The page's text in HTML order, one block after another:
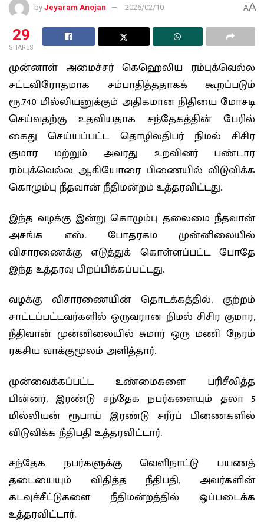
by Jeyaram Anojan 2026/02/10 AA
29
SHARES
முன்னாள் அமைச்சர் கெஹெலிய ரம்புக்வெல்ல
சட்டவிரோதமாக சம்பாதித்ததாகக் கூறப்படும்
ரூ.740 மில்லியனுக்கும் அதிகமான நிதியை மோசடி
செய்வதற்கு உதவியதாக சந்தேகத்தின் பேரில்
கைது செய்யப்பட்ட தொழிலதிபர் நிமல் சிசிர
குமார மற்றும் அவரது உறவினர் பண்டார
ரம்புக்வெல்ல ஆகியோரை பிணையில் விடுவிக்க
கொழும்பு நீதவான் நீதிமன்றம் உத்தரவிட்டது.
இந்த வழக்கு இன்று கொழும்பு தலைமை நீதவான்
அசங்க எஸ். போதரகம முன்னிலையில்
விசாரணைக்கு எடுத்துக் கொள்ளப்பட்ட போதே
இந்த உத்தரவு பிறப்பிக்கப்பட்டது.
வழக்கு விசாரணையின் தொடக்கத்தில், குற்றம்
சாட்டப்பட்டவர்களில் ஒருவரான நிமல் சிசிர குமார,
நீதிவான் முன்னிலையில் சுமார் ஒரு மணி நேரம்
ரகசிய வாக்குமூலம் அளித்தார்.
முன்வைக்கப்பட்ட உண்மைகளை பரிசீலித்த
பின்னர், இரண்டு சந்தேக நபர்களையும் தலா 5
மில்லியன் ரூபாய் இரண்டு சரீரப் பிணைகளில்
விடுவிக்க நீதிபதி உத்தரவிட்டார்.
சந்தேக நபர்களுக்கு வெளிநாட்டு பயணத்
தடையையும் விதித்த நீதிபதி, அவர்களின்
கடவுச்சீட்டுகளை நீதிமன்றத்தில் ஒப்படைக்க
உத்தரவிட்டார்.